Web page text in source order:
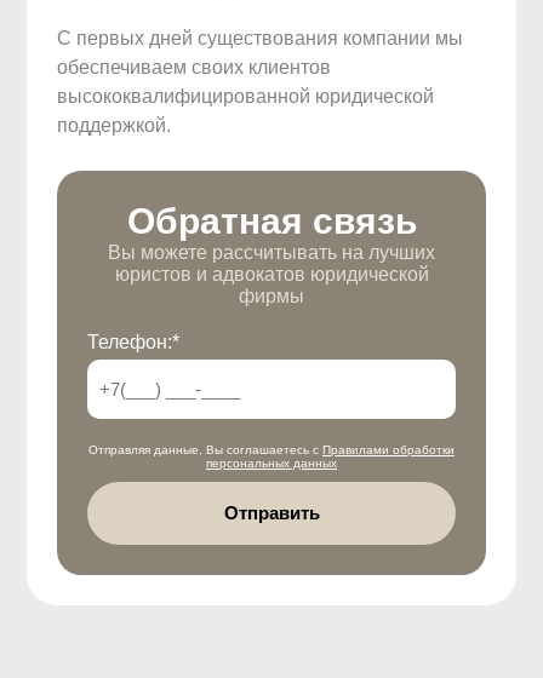
С первых дней существования компании мы
обеспечиваем своих клиентов
высококвалифицированной юридической
поддержкой.
Обратная связь
Вы можете рассчитывать на лучших
юристов и адвокатов юридической
фирмы
Телефон:*
Отправляя данные, Вы соглашаетесь с Правилами обработки
персональных данных
Отправить